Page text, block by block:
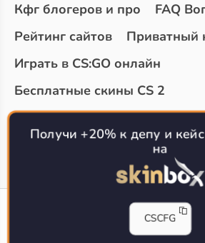
Кфг блогеров и про
FAQ
Рейтинг сайтов
Приватный
Играть в CS:GO онлайн
Бесплатные скины CS 2
Топ сайтов с халявой КС 2
Получи +20% к депу и
на
CSCFG